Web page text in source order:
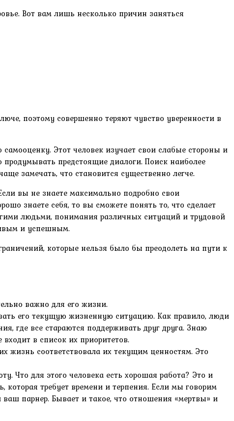
Вот вам лишь несколько причин заняться
поэтому совершенно теряют чувство уверенности в
Этот человек изучает свои слабые стороны и
предстоящие диалоги. Поиск наиболее
замечать, что становится существенно легче.
вы не знаете максимально подробно свои
знаете себя, то вы сможете понять то, что сделает
людьми, понимания различных ситуаций и трудовой
и успешным.
которые нельзя было бы преодолеть на пути к
важно для его жизни.
его текущую жизненную ситуацию. Как правило, люди
где все стараются поддерживать друг друга. Знаю
входит в список их приоритетов.
соответствовала их текущим ценностям. Это
Что для этого человека есть хорошая работа? Это и
которая требует времени и терпения. Если мы говорим
парнер. Бывает и такое, что отношения «мертвы» и